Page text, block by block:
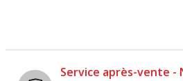
Service après-vente